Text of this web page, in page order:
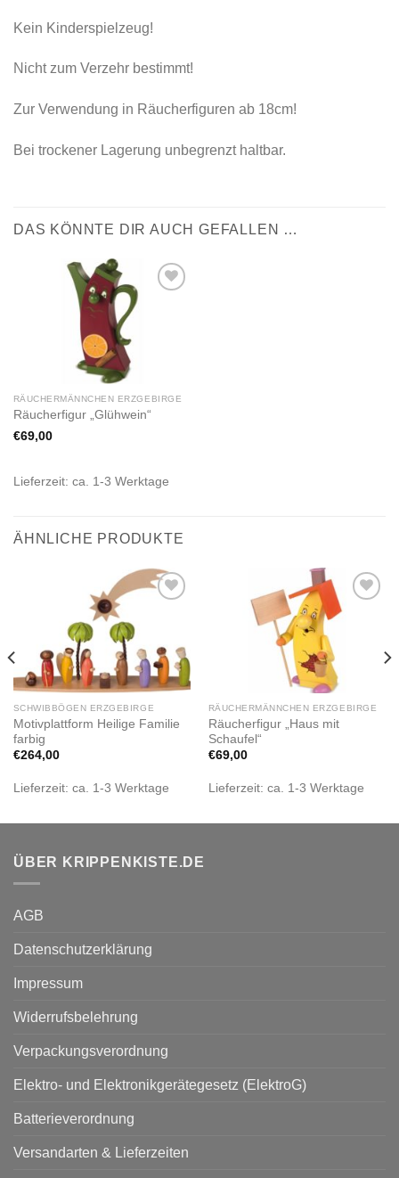
Kein Kinderspielzeug!
Nicht zum Verzehr bestimmt!
Zur Verwendung in Räucherfiguren ab 18cm!
Bei trockener Lagerung unbegrenzt haltbar.
DAS KÖNNTE DIR AUCH GEFALLEN …
Wunschliste
RÄUCHERMÄNNCHEN ERZGEBIRGE
Räucherfigur „Glühwein“
€69,00
Lieferzeit: ca. 1-3 Werktage
ÄHNLICHE PRODUKTE
Wunschliste
hinzufügen
SCHWIBBÖGEN ERZGEBIRGE
Motivplattform Heilige Familie
farbig
€264,00
Lieferzeit: ca. 1-3 Werktage
Zur
Wunschliste
hinzufügen
RÄUCHERMÄNNCHEN ERZGEBIRGE
Räucherfigur „Haus mit
Schaufel“
€69,00
Lieferzeit: ca. 1-3 Werktage
ÜBER KRIPPENKISTE.DE
AGB
Datenschutzerklärung
Impressum
Widerrufsbelehrung
Verpackungsverordnung
Elektro- und Elektronikgerätegesetz (ElektroG)
Batterieverordnung
Versandarten & Lieferzeiten